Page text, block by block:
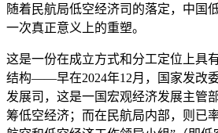
随着民航局低空经济司的落定，中国
一次真正意义上的重塑。
这是一份在成立方式和分工定位上具
结构——早在2024年12月，国家发改
发展司，这是一国宏观经济发展主管
筹低空经济；而在民航局内部，则已